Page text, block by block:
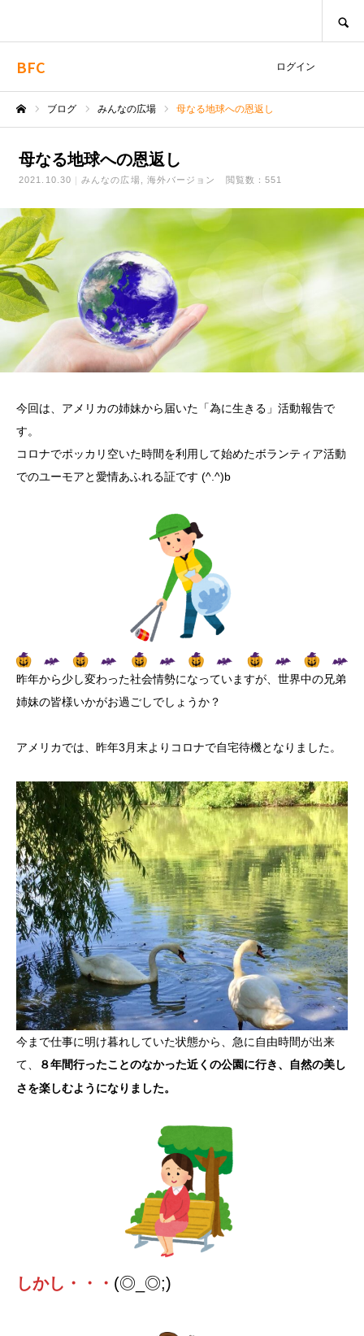
BFC ログイン
ブログ みんなの広場 母なる地球への恩返し
母なる地球への恩返し
2021.10.30 みんなの広場 海外バージョン 閲覧数：551
今回は、アメリカの姉妹から届いた「為に生きる」活動報告で
す。
コロナでポッカリ空いた時間を利用して始めたボランティア活動
でのユーモアと愛情あふれる証です (^.^)b
昨年から少し変わった社会情勢になっていますが、世界中の兄弟
姉妹の皆様いかがお過ごしでしょうか？
アメリカでは、昨年3月末よりコロナで自宅待機となりました。
今まで仕事に明け暮れしていた状態から、急に自由時間が出来
て、
８年間行ったことのなかった近くの公園に行き、自然の美し
さを楽しむようになりました。
しかし・・・ (◎_◎;)